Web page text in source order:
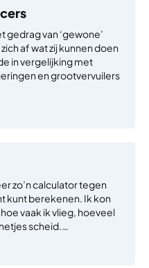
gedrag van ‘gewone’
af wat zij kunnen doen
in vergelijking met
en grootvervuilers
zo’n calculator tegen
kunt berekenen. Ik kon
vaak ik vlieg, hoeveel
scheid.…